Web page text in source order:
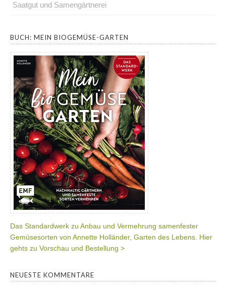
Saatgut und Samengärtnerei
BUCH: MEIN BIOGEMÜSE-GARTEN
Das Standardwerk zu Anbau und Vermehrung samenfester
Gemüsesorten von Annette Holländer, Garten des Lebens. Hier
gehts zu Vorschau und Bestellung >
NEUESTE KOMMENTARE